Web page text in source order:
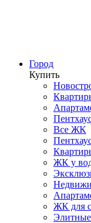
Город
Купить
Все ЖК
ЖК у
ЖК для